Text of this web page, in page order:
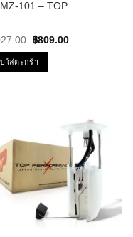
101 – TOP
Original
was:
฿1,027.00.
฿809.00Current
ใส่ตะกร้า